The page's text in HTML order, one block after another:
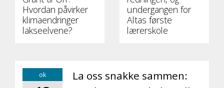
Hvordan påvirker
klimaendringer
lakseelvene?
undergangen for
Altas første
lærerskole
ok
La oss snakke sammen: